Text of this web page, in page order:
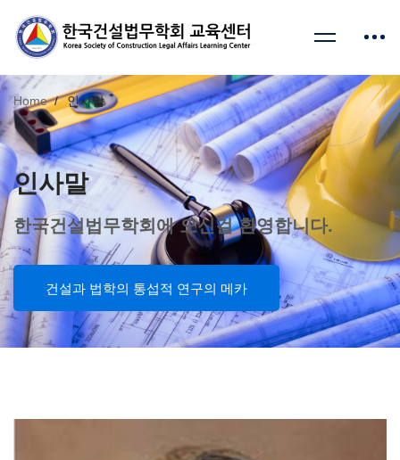
Home 인사말
인사말
한국건설법무학회에 오신걸 환영합니다.
건설과 법학의 통섭적 연구의 메카